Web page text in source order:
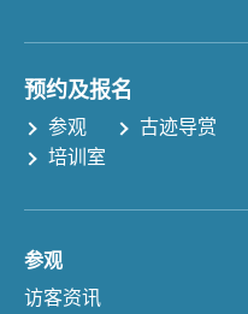
预约及报名
参观 古迹导赏
培训室
参观
访客资讯